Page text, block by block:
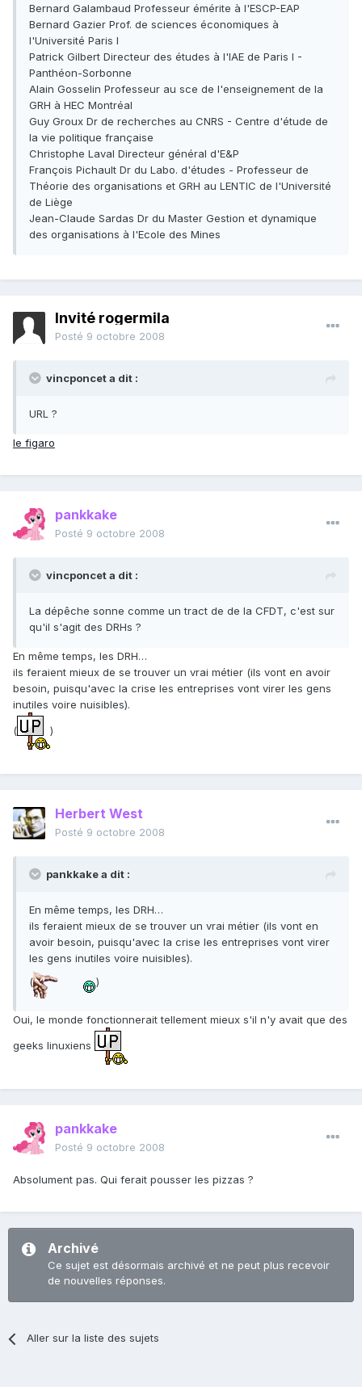
Bernard Galambaud Professeur émérite à l'ESCP-EAP
Bernard Gazier Prof. de sciences économiques à
l'Université Paris I
Patrick Gilbert Directeur des études à l'IAE de Paris I -
Panthéon-Sorbonne
Alain Gosselin Professeur au sce de l'enseignement de la
GRH à HEC Montréal
Guy Groux Dr de recherches au CNRS - Centre d'étude de
la vie politique française
Christophe Laval Directeur général d'E&P
François Pichault Dr du Labo. d'études - Professeur de
Théorie des organisations et GRH au LENTIC de l'Université
de Liège
Jean-Claude Sardas Dr du Master Gestion et dynamique
des organisations à l'Ecole des Mines
Invité rogermila
Posté 9 octobre 2008
vincponcet a dit :
URL ?
le figaro
pankkake
Posté 9 octobre 2008
vincponcet a dit :
La dépêche sonne comme un tract de de la CFDT, c'est sur
qu'il s'agit des DRHs ?
En même temps, les DRH…
ils feraient mieux de se trouver un vrai métier (ils vont en avoir
besoin, puisqu'avec la crise les entreprises vont virer les gens
inutiles voire nuisibles).
(
)
Herbert West
Posté 9 octobre 2008
pankkake a dit :
En même temps, les DRH…
ils feraient mieux de se trouver un vrai métier (ils vont en
avoir besoin, puisqu'avec la crise les entreprises vont virer
les gens inutiles voire nuisibles).
(
)
Oui, le monde fonctionnerait tellement mieux s'il n'y avait que des
geeks linuxiens
pankkake
Posté 9 octobre 2008
Absolument pas. Qui ferait pousser les pizzas ?
Archivé
Ce sujet est désormais archivé et ne peut plus recevoir
de nouvelles réponses.
Aller sur la liste des sujets